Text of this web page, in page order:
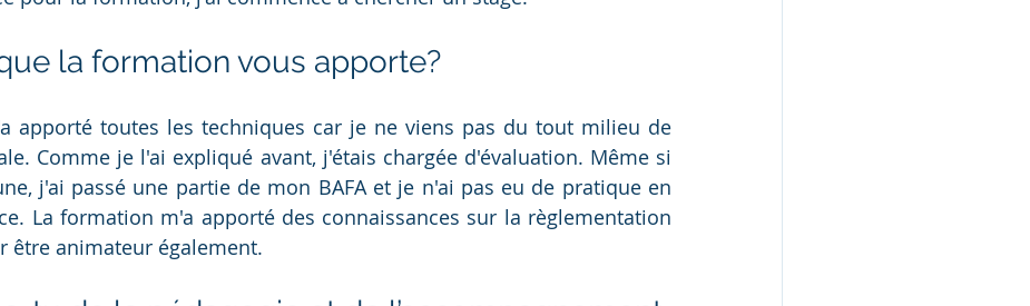
la formation vous apporte?
apporté toutes les techniques car je ne viens pas du tout milieu de
Comme je l'ai expliqué avant, j'étais chargée d'évaluation. Même si
j'ai passé une partie de mon BAFA et je n'ai pas eu de pratique en
La formation m'a apporté des connaissances sur la règlementation
être animateur également.